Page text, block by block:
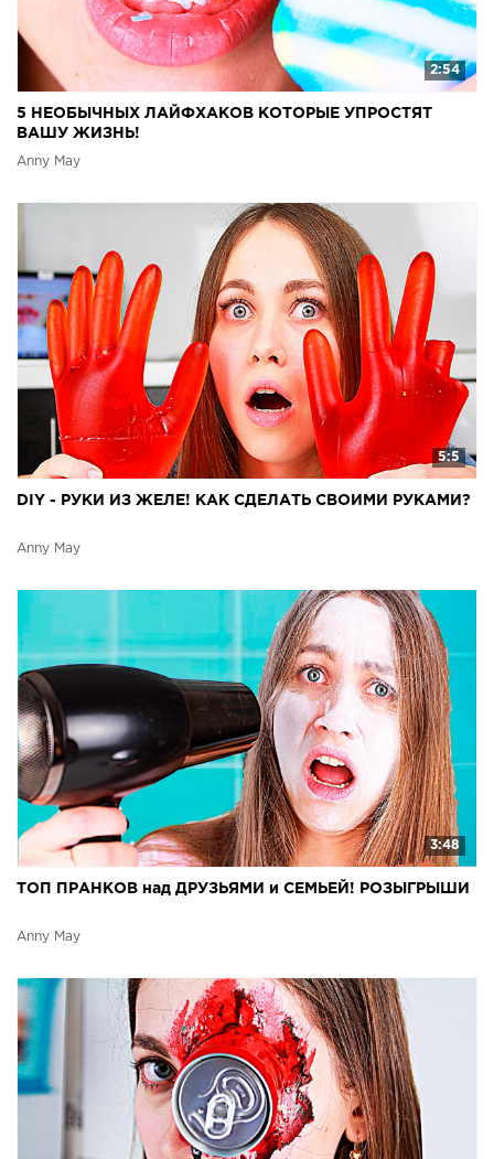
2:54
5 НЕОБЫЧНЫХ ЛАЙФХАКОВ КОТОРЫЕ УПРОСТЯТ
ВАШУ ЖИЗНЬ!
Anny May
5:5
DIY - РУКИ ИЗ ЖЕЛЕ! КАК СДЕЛАТЬ СВОИМИ РУКАМИ?
Anny May
3:48
ТОП ПРАНКОВ над ДРУЗЬЯМИ и СЕМЬЕЙ! РОЗЫГРЫШИ
Anny May